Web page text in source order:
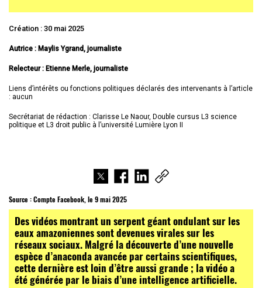
Création : 30 mai 2025
Autrice : Maylis Ygrand, journaliste
Relecteur : Etienne Merle, journaliste
Liens d’intérêts ou fonctions politiques déclarés des intervenants à l’article
: aucun
Secrétariat de rédaction : Clarisse Le Naour, Double cursus L3 science
politique et L3 droit public à l’université Lumière Lyon II
Source :Compte Facebook, le 9 mai 2025
Des vidéos montrant un serpent géant ondulant sur les
eaux amazoniennes sont devenues virales sur les
réseaux sociaux. Malgré la découverte d’une nouvelle
espèce d’anaconda avancée par certains scientifiques,
cette dernière est loin d’être aussi grande ; la vidéo a
été générée par le biais d’une intelligence artificielle.